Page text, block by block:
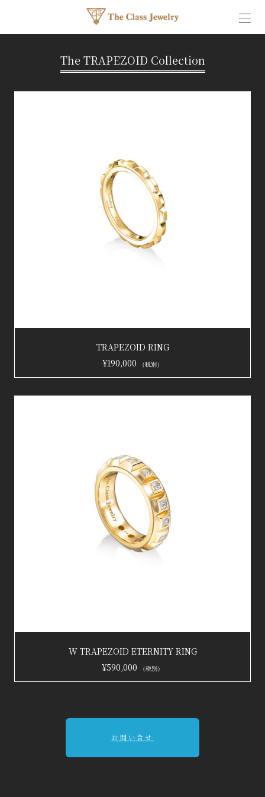
The TRAPEZOID Collection
TRAPEZOID RING
¥190,000 （税別）
W TRAPEZOID ETERNITY RING
¥590,000 （税別）
お問い合せ